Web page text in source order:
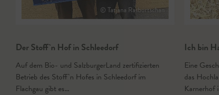
© Tatjana Rasbortschan
Der Stoff`n Hof in Schleedorf
Auf dem Bio- und SalzburgerLand zertifizierten
Betrieb des Stoff`n Hofes in Schleedorf im
Flachgau gibt es…
Ich bin
Eine
das
Karnerhof